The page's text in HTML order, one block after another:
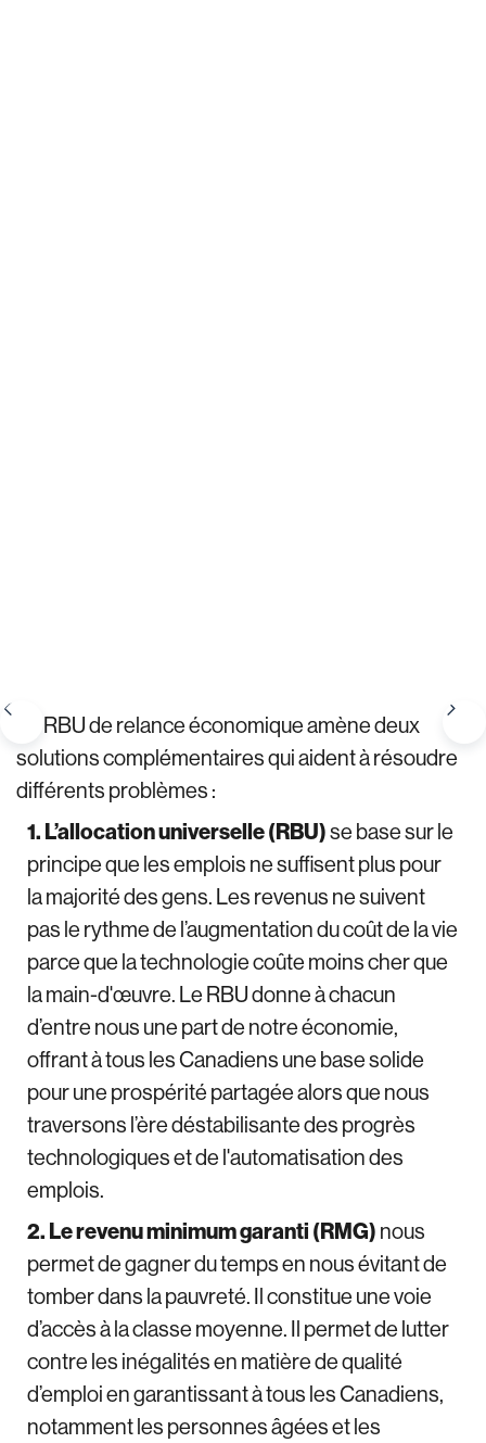
Le RBU de relance économique amène deux
solutions complémentaires qui aident à résoudre
différents problèmes :
1. L’allocation universelle (RBU)se base sur le
principe que les emplois ne suffisent plus pour
la majorité des gens. Les revenus ne suivent
pas le rythme de l’augmentation du coût de la vie
parce que la technologie coûte moins cher que
la main-d'œuvre. Le RBU donne à chacun
d’entre nous une part de notre économie,
offrant à tous les Canadiens une base solide
pour une prospérité partagée alors que nous
traversons l’ère déstabilisante des progrès
technologiques et de l'automatisation des
emplois.
2. Le revenu minimum garanti (RMG) nous
permet de gagner du temps en nous évitant de
tomber dans la pauvreté. Il constitue une voie
d’accès à la classe moyenne. Il permet de lutter
contre les inégalités en matière de qualité
d’emploi en garantissant à tous les Canadiens,
notamment les personnes âgées et les